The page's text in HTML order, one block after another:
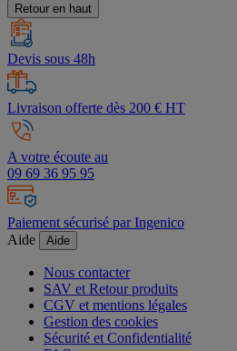
Retour en haut
Devis sous 48h
Livraison offerte dès 200 € HT
A votre écoute au
09 69 36 95 95
Paiement sécurisé par Ingenico
Aide
Aide
Nous contacter
SAV et Retour produits
CGV et mentions légales
Gestion des cookies
Sécurité et Confidentialité